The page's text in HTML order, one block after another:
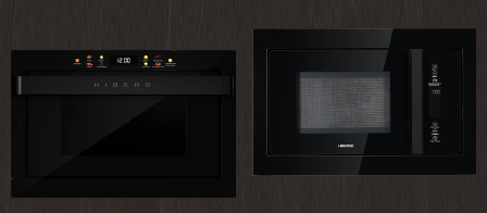
Микроволновка пришла в целости, все
2025-06-30